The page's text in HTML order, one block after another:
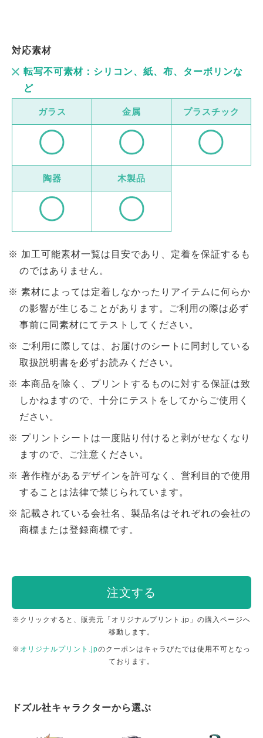
対応素材
転写不可素材：シリコン、紙、布、ターボリンな
ど
ガラス 金属 プラスチック
陶器 木製品
加工可能素材一覧は目安であり、定着を保証するも
のではありません。
素材によっては定着しなかったりアイテムに何らか
の影響が生じることがあります。ご利用の際は必ず
事前に同素材にてテストしてください。
ご利用に際しては、お届けのシートに同封している
取扱説明書を必ずお読みください。
本商品を除く、プリントするものに対する保証は致
しかねますので、十分にテストをしてからご使用く
ださい。
プリントシートは一度貼り付けると剥がせなくなり
ますので、ご注意ください。
著作権があるデザインを許可なく、営利目的で使用
することは法律で禁じられています。
記載されている会社名、製品名はそれぞれの会社の
商標または登録商標です。
注文する
※クリックすると、販売元「オリジナルプリント.jp」の購入ページへ
移動します。
※ オリジナルプリント.jpのクーポンはキャラぴたでは使用不可となっ
ております。
ドズル社キャラクターから選ぶ